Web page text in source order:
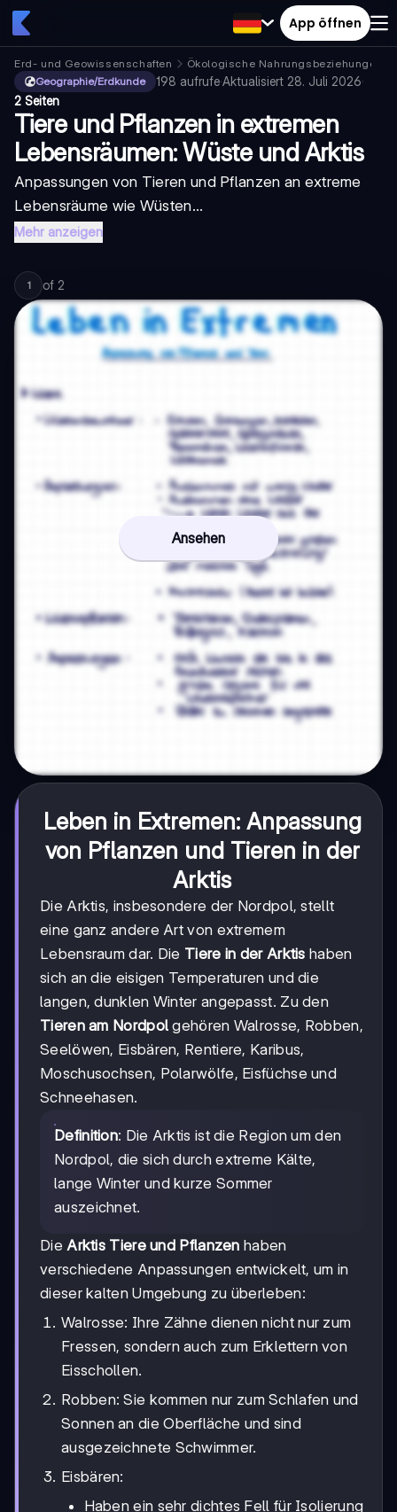
App öffnen
Erd- und Geowissenschaften
Ökologische Nahrungsbeziehungen
Geographie/Erdkunde
198 aufrufe·Aktualisiert 28. Juli 2026·
2 Seiten
Tiere und Pflanzen in extremen
Lebensräumen: Wüste und Arktis
Anpassungen von Tieren und Pflanzen an extreme
Lebensräume wie Wüsten...
Mehr anzeigen
1 of 2
Ansehen
Leben in Extremen: Anpassung
von Pflanzen und Tieren in der
Arktis
Die Arktis, insbesondere der Nordpol, stellt
eine ganz andere Art von extremem
Lebensraum dar. Die Tiere in der Arktis haben
sich an die eisigen Temperaturen und die
langen, dunklen Winter angepasst. Zu den
Tieren am Nordpol gehören Walrosse, Robben,
Seelöwen, Eisbären, Rentiere, Karibus,
Moschusochsen, Polarwölfe, Eisfüchse und
Schneehasen.
Definition: Die Arktis ist die Region um den
Nordpol, die sich durch extreme Kälte,
lange Winter und kurze Sommer
auszeichnet.
DieArktis Tiere und Pflanzen haben
verschiedene Anpassungen entwickelt, um in
dieser kalten Umgebung zu überleben:
Walrosse: Ihre Zähne dienen nicht nur zum
Fressen, sondern auch zum Erklettern von
Eisschollen.
Robben: Sie kommen nur zum Schlafen und
Sonnen an die Oberfläche und sind
ausgezeichnete Schwimmer.
Eisbären:
Haben ein sehr dichtes Fell für Isolierung